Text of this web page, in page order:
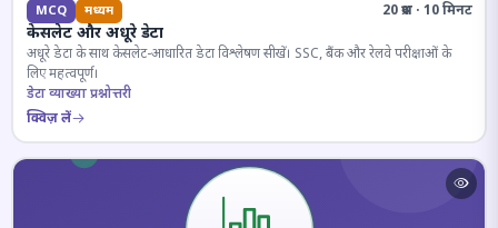
MCQ मध्यम 20 प्रश्न · 10 मिनट
केसलेट और अधूरे डेटा
अधूरे डेटा के साथ केसलेट-आधारित डेटा विश्लेषण सीखें। SSC, बैंक और रेलवे परीक्षाओं के
लिए महत्वपूर्ण।
डेटा व्याख्या प्रश्नोत्तरी
क्विज़ लें